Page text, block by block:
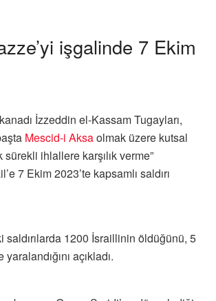
işgalinde 7 Ekim
İzzeddin el-Kassam Tugayları,
Mescid-i Aksaolmak üzere kutsal
ihlallere karşılık verme”
7 Ekim 2023’te kapsamlı saldırı
saldırılarda 1200 İsraillinin öldüğünü, 5
açıkladı.